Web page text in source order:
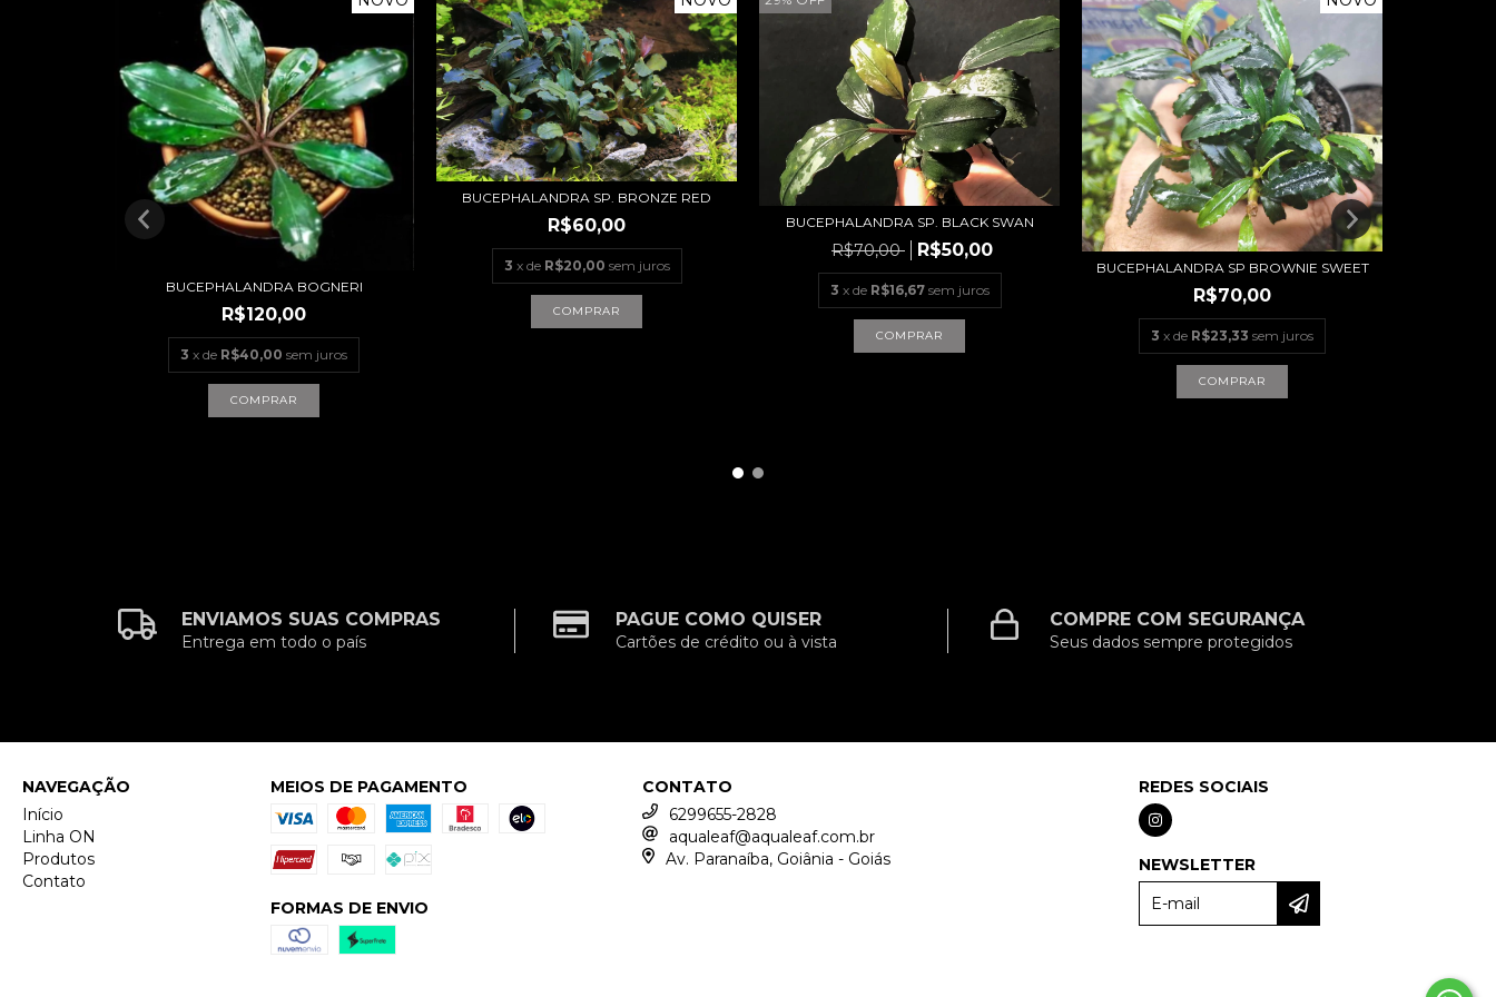
BUCEPHALANDRA BOGNERI
R$120,00
3 x de R$40,00 sem juros
BUCEPHALANDRA SP. BRONZE RED
R$60,00
3 x de R$20,00 sem juros
BUCEPHALANDRA SP. BLACK SWAN
R$70,00 R$50,00
3 x de R$16,67 sem juros
BUCEPHALANDRA SP BROWNIE SWEET
R$70,00
3 x de R$23,33 sem juros
ENVIAMOS SUAS COMPRAS
Entrega em todo o país
PAGUE COMO QUISER
Cartões de crédito ou à vista
COMPRE COM SEGURANÇA
Seus dados sempre protegidos
NAVEGAÇÃO
Início
Linha ON
Produtos
Contato
MEIOS DE PAGAMENTO
FORMAS DE ENVIO
CONTATO
6299655-2828
aqualeaf@aqualeaf.com.br
Av. Paranaíba, Goiânia - Goiás
REDES SOCIAIS
NEWSLETTER